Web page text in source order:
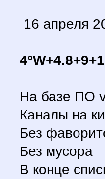
16 апреля
На базе ПО
Каналы на
Без
Без мусора
В конце